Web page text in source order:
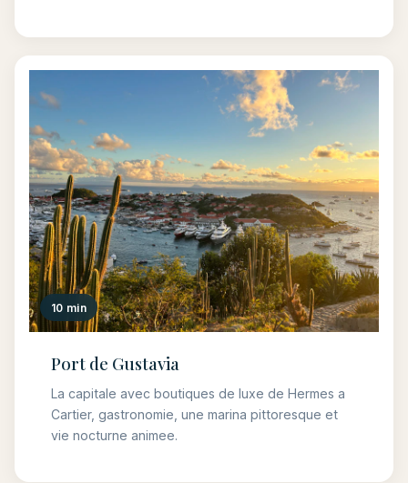
10 min
Port de Gustavia
La capitale avec boutiques de luxe de Hermes a
Cartier, gastronomie, une marina pittoresque et
vie nocturne animee.